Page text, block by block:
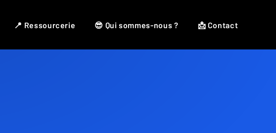
📍 Ressourcerie 😎 Qui sommes-nous ? 📩 Contact